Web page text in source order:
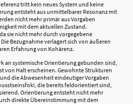
tritt kein neues System und keine
entsteht aus unmittelbarer Resonanz mit
nicht mehr primär aus Vorgaben
mit dem aktuellen Zustand.
sie nicht mehr durch vorgegebene
Bezugnahme verlagert sich von äußeren
Erfahrung von Kohärenz.
an systemische Orientierung gebunden sind,
von Halt erscheinen. Gewohnte Strukturen
die Abwesenheit eindeutiger Vorgaben
die bereits feldorientiert sind,
Orientierung entsteht nicht mehr
direkte Übereinstimmung mit dem